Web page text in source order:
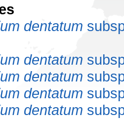
dentatum
dentatum
dentatum
dentatum
dentatum